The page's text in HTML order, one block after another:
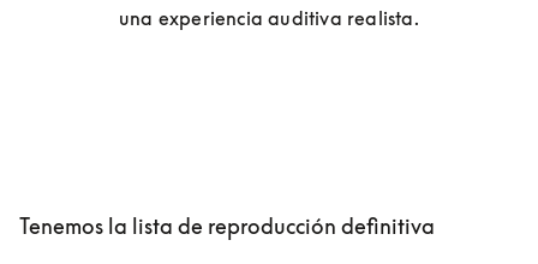
una experiencia auditiva realista.
Tenemos la lista de reproducción definitiva